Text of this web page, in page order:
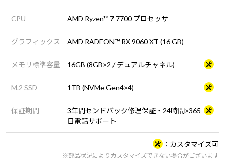
CPU AMD Ryzen™ 7 7700 プロセッサ
グラフィックス AMD RADEON™ RX 9060 XT (16 GB)
メモリ標準容量 16GB (8GB×2 / デュアルチャネル)
M.2 SSD 1TB (NVMe Gen4×4)
保証期間
3年間センドバック修理保証・24時間×365
日電話サポート
カスタマイズ可
※部品状況によりカスタマイズできない場合がございます